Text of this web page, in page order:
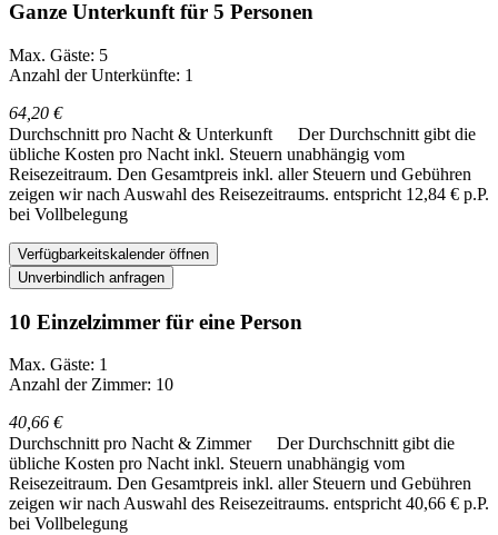
Ganze Unterkunft für 5 Personen
Max. Gäste: 5
Anzahl der Unterkünfte: 1
64,20 €
Durchschnitt pro Nacht & Unterkunft
Der Durchschnitt gibt die
übliche Kosten pro Nacht inkl. Steuern unabhängig vom
Reisezeitraum. Den Gesamtpreis inkl. aller Steuern und Gebühren
zeigen wir nach Auswahl des Reisezeitraums. entspricht 12,84 € p.P.
bei Vollbelegung
Verfügbarkeitskalender öffnen
Unverbindlich anfragen
10 Einzelzimmer für eine Person
Max. Gäste: 1
Anzahl der Zimmer: 10
40,66 €
Durchschnitt pro Nacht & Zimmer
Der Durchschnitt gibt die
übliche Kosten pro Nacht inkl. Steuern unabhängig vom
Reisezeitraum. Den Gesamtpreis inkl. aller Steuern und Gebühren
zeigen wir nach Auswahl des Reisezeitraums. entspricht 40,66 € p.P.
bei Vollbelegung